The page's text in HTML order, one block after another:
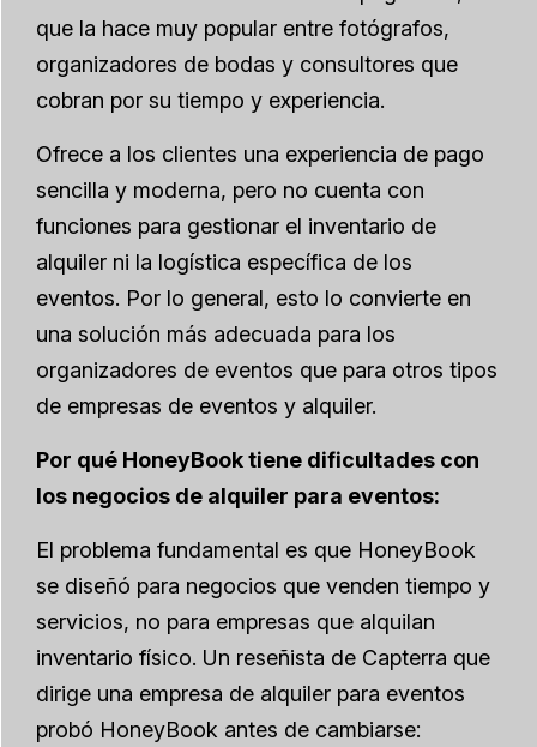
que la hace muy popular entre fotógrafos,
organizadores de bodas y consultores que
cobran por su tiempo y experiencia.
Ofrece a los clientes una experiencia de pago
sencilla y moderna, pero no cuenta con
funciones para gestionar el inventario de
alquiler ni la logística específica de los
eventos. Por lo general, esto lo convierte en
una solución más adecuada para los
organizadores de eventos que para otros tipos
de empresas de eventos y alquiler.
Por qué HoneyBook tiene dificultades con
los negocios de alquiler para eventos:
El problema fundamental es que HoneyBook
se diseñó para negocios que venden tiempo y
servicios, no para empresas que alquilan
inventario físico. Un reseñista de Capterra que
dirige una empresa de alquiler para eventos
probó HoneyBook antes de cambiarse: